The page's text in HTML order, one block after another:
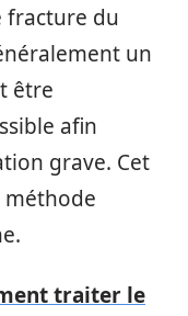
fracture du
un
être
afin
grave. Cet
traiter le